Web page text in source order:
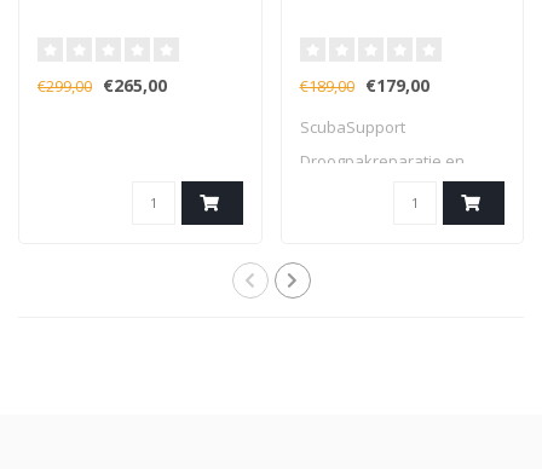
€299,00 €265,00 €189,00 €179,00
ScubaSupport
Droogpakreparatie en